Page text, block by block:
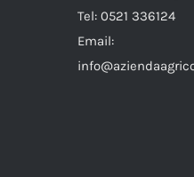
Tel: 0521 336124
Email: